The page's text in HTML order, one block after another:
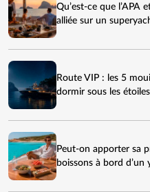
Qu’est-ce que l’APA
alliée sur un
Route VIP : les 5
dormir sous les étoiles
Peut-on apporter sa
boissons à bord